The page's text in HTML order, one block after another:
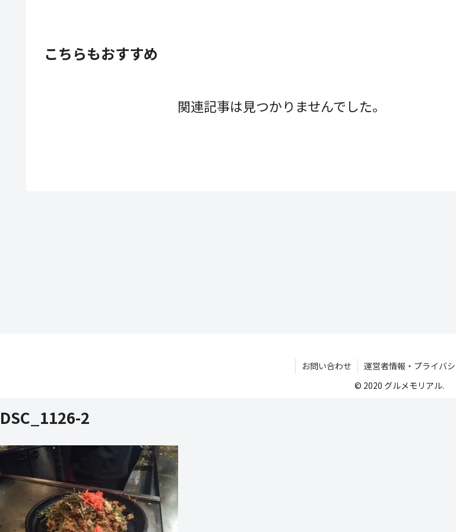
こちらもおすすめ
関連記事は見つかりませんでした。
お問い合わせ
運営者情報・プライバ
© 2020 グルメモリアル.
DSC_1126-2